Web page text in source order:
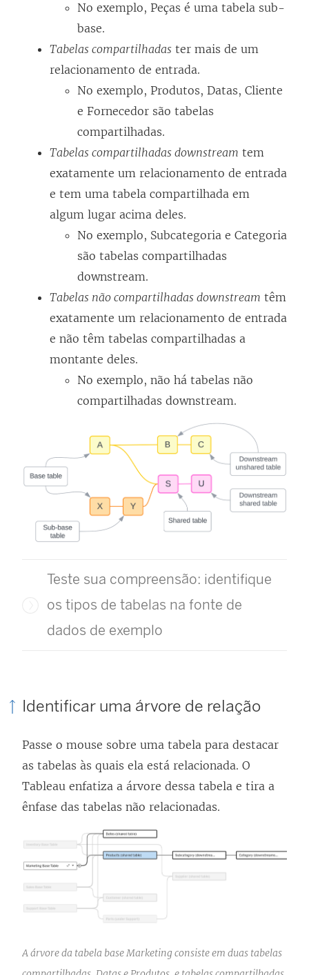
No exemplo, Peças é uma tabela sub-
base.
Tabelas compartilhadas ter mais de um
relacionamento de entrada.
No exemplo, Produtos, Datas, Cliente
e Fornecedor são tabelas
compartilhadas.
Tabelas compartilhadas downstream tem
exatamente um relacionamento de entrada
e tem uma tabela compartilhada em
algum lugar acima deles.
No exemplo, Subcategoria e Categoria
são tabelas compartilhadas
downstream.
Tabelas não compartilhadas downstream têm
exatamente um relacionamento de entrada
e não têm tabelas compartilhadas a
montante deles.
No exemplo, não há tabelas não
compartilhadas downstream.
Teste sua compreensão: identifique
os tipos de tabelas na fonte de
dados de exemplo
Identificar uma árvore de relação
Passe o mouse sobre uma tabela para destacar
as tabelas às quais ela está relacionada. O
Tableau enfatiza a árvore dessa tabela e tira a
ênfase das tabelas não relacionadas.
A árvore da tabela base Marketing consiste em duas tabelas